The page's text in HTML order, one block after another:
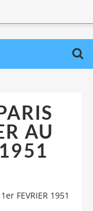
AU
FEVRIER 1951